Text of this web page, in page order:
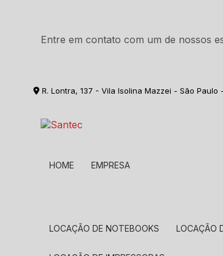
Entre em contato com um de nossos
R. Lontra, 137 - Vila Isolina Mazzei - São Paulo
HOME EMPRESA
LOCAÇÃO DE NOTEBOOKS LOCAÇÃO